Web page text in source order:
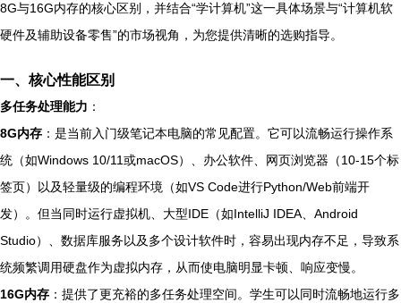
8G与16G内存的核心区别，并结合“学计算机”这一具体场景与“计算机软
硬件及辅助设备零售”的市场视角，为您提供清晰的选购指导。
一、核心性能区别
多任务处理能力 ：
8G内存 ：是当前入门级笔记本电脑的常见配置。它可以流畅运行操作系
统（如Windows 10/11或macOS）、办公软件、网页浏览器（10-15个标
签页）以及轻量级的编程环境（如VS Code进行Python/Web前端开
发）。但当同时运行虚拟机、大型IDE（如IntelliJ IDEA、Android
Studio）、数据库服务以及多个设计软件时，容易出现内存不足，导致系
统频繁调用硬盘作为虚拟内存，从而使电脑明显卡顿、响应变慢。
16G内存 ：提供了更充裕的多任务处理空间。学生可以同时流畅地运行多